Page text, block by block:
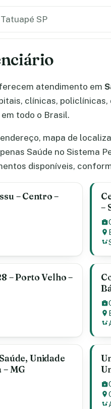
atendimento em
clínicas,
todo o Brasil.
mapa de
Saúde no Sistema
disponíveis,
– Centro –
–
– Porto Velho –
Unidade
– MG